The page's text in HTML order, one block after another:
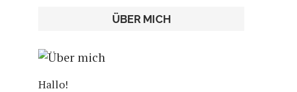
ÜBER MICH
Hallo!